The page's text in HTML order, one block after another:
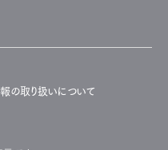
の取り扱いについて